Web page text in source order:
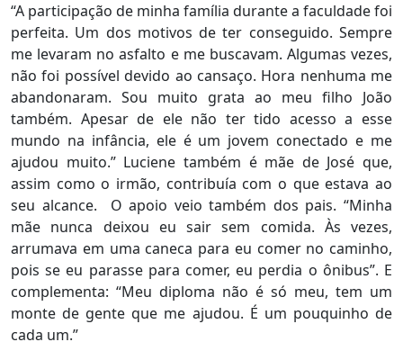
“A participação de minha família durante a faculdade foi
perfeita. Um dos motivos de ter conseguido. Sempre
me levaram no asfalto e me buscavam. Algumas vezes,
não foi possível devido ao cansaço. Hora nenhuma me
abandonaram. Sou muito grata ao meu filho João
também. Apesar de ele não ter tido acesso a esse
mundo na infância, ele é um jovem conectado e me
ajudou muito.” Luciene também é mãe de José que,
assim como o irmão, contribuía com o que estava ao
seu alcance. O apoio veio também dos pais. “Minha
mãe nunca deixou eu sair sem comida. Às vezes,
arrumava em uma caneca para eu comer no caminho,
pois se eu parasse para comer, eu perdia o ônibus”. E
complementa: “Meu diploma não é só meu, tem um
monte de gente que me ajudou. É um pouquinho de
cada um.”